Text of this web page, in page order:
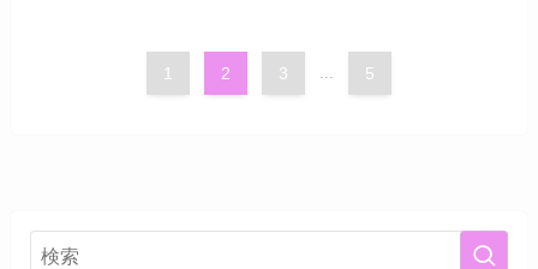
1 2 3 ... 5